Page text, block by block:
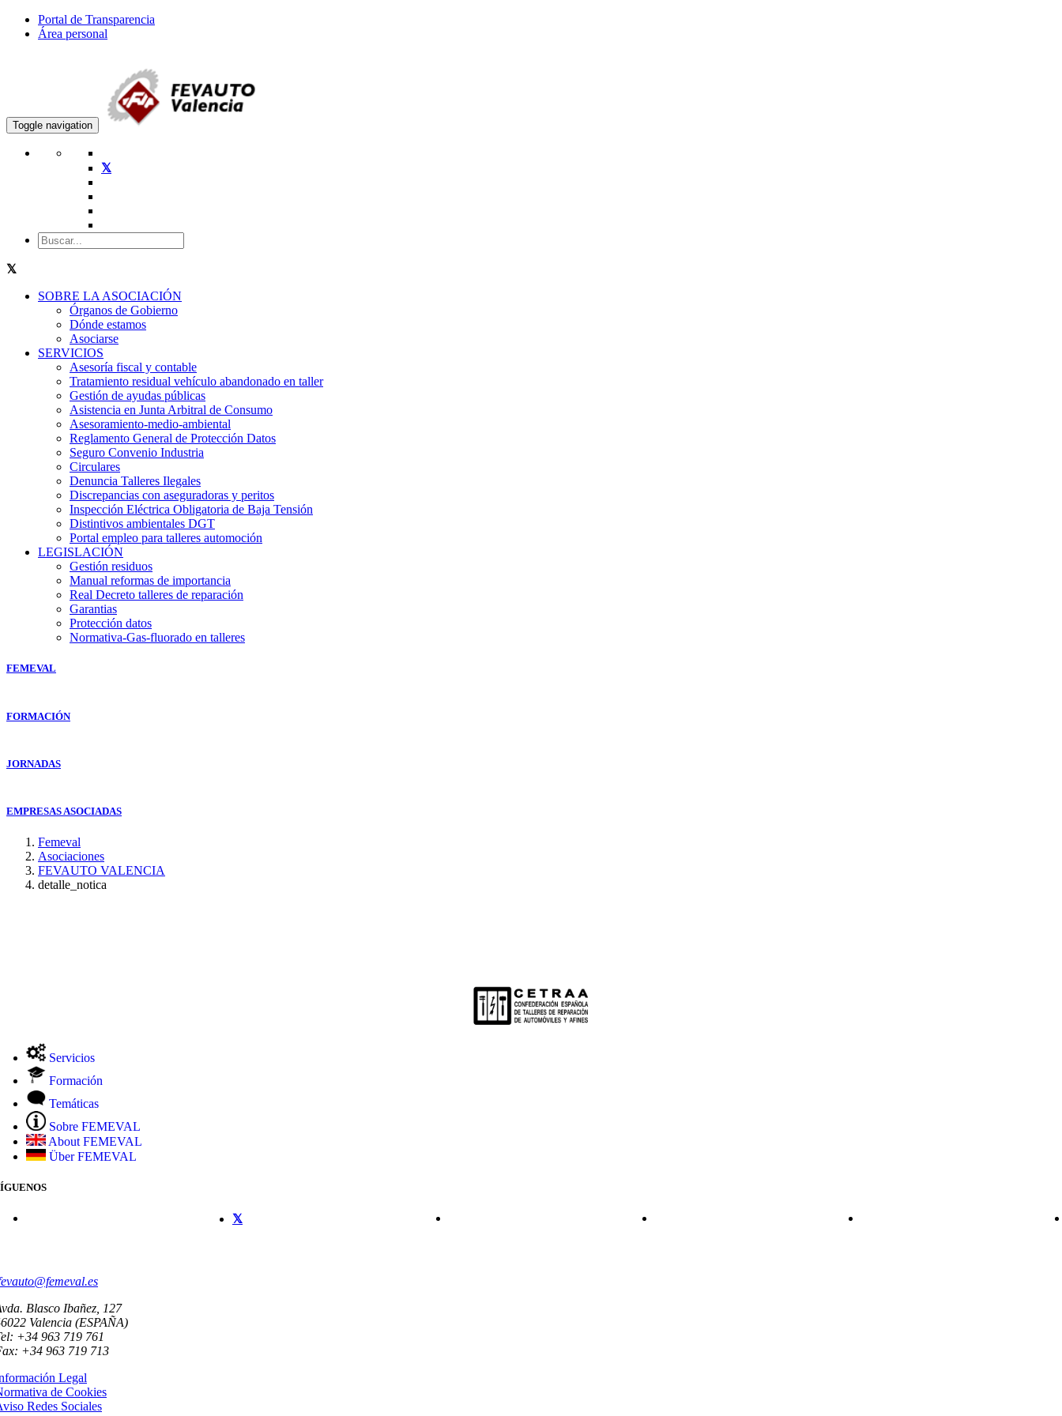
Portal de Transparencia
Área personal
Toggle navigation
SOBRE LA ASOCIACIÓN
Órganos de Gobierno
Dónde estamos
Asociarse
SERVICIOS
Asesoría fiscal y contable
Tratamiento residual vehículo abandonado en taller
Gestión de ayudas públicas
Asistencia en Junta Arbitral de Consumo
Asesoramiento-medio-ambiental
Reglamento General de Protección Datos
Seguro Convenio Industria
Circulares
Denuncia Talleres Ilegales
Discrepancias con aseguradoras y peritos
Inspección Eléctrica Obligatoria de Baja Tensión
Distintivos ambientales DGT
Portal empleo para talleres automoción
LEGISLACIÓN
Gestión residuos
Manual reformas de importancia
Real Decreto talleres de reparación
Garantias
Protección datos
Normativa-Gas-fluorado en talleres
FEMEVAL
FORMACIÓN
JORNADAS
EMPRESAS ASOCIADAS
Femeval
Asociaciones
FEVAUTO VALENCIA
detalle_notica
Servicios
Formación
Temáticas
Sobre FEMEVAL
About FEMEVAL
Über FEMEVAL
Blasco Ibañez, 127
Valencia (ESPAÑA)
+34 963 719 761
+34 963 719 713
Legal
de Cookies
Redes Sociales